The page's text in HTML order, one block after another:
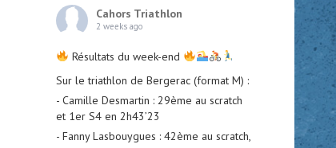
Cahors Triathlon
2 weeks ago
Résultats du week-end
Sur le triathlon de Bergerac (format M) :
- Camille Desmartin : 29ème au scratch
et 1er S4 en 2h43’23
- Fanny Lasbouygues : 42ème au scratch,